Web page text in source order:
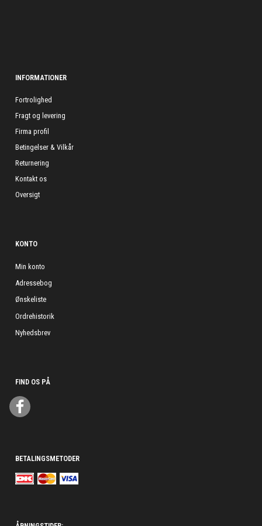
INFORMATIONER
Fortrolighed
Fragt og levering
Firma profil
Betingelser & Vilkår
Returnering
Kontakt os
Oversigt
KONTO
Min konto
Adressebog
Ønskeliste
Ordrehistorik
Nyhedsbrev
FIND OS PÅ
BETALINGSMETODER